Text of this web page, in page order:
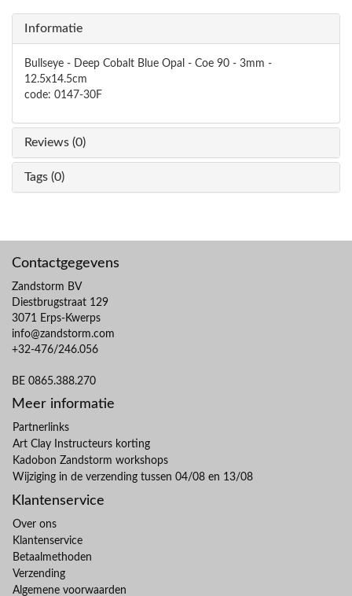
Informatie
Bullseye - Deep Cobalt Blue Opal - Coe 90 - 3mm -
12.5x14.5cm
code: 0147-30F
Reviews (0)
Tags (0)
Contactgegevens
Zandstorm BV
Diestbrugstraat 129
3071 Erps-Kwerps
info@zandstorm.com
+32-476/246.056
BE 0865.388.270
Meer informatie
Partnerlinks
Art Clay Instructeurs korting
Kadobon Zandstorm workshops
Wijziging in de verzending tussen 04/08 en 13/08
Klantenservice
Over ons
Klantenservice
Betaalmethoden
Verzending
Algemene voorwaarden